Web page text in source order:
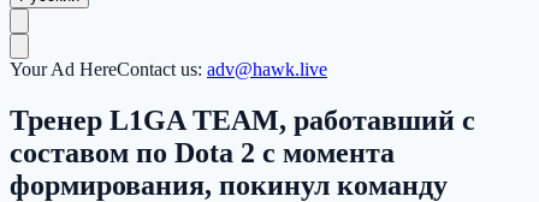
Your Ad HereContact us: adv@hawk.live
Тренер L1GA TEAM, работавший с
составом по Dota 2 с момента
формирования, покинул команду